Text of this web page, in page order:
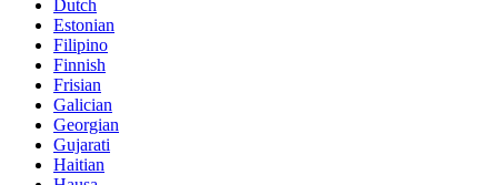
Dutch
Estonian
Filipino
Finnish
Frisian
Galician
Georgian
Gujarati
Haitian